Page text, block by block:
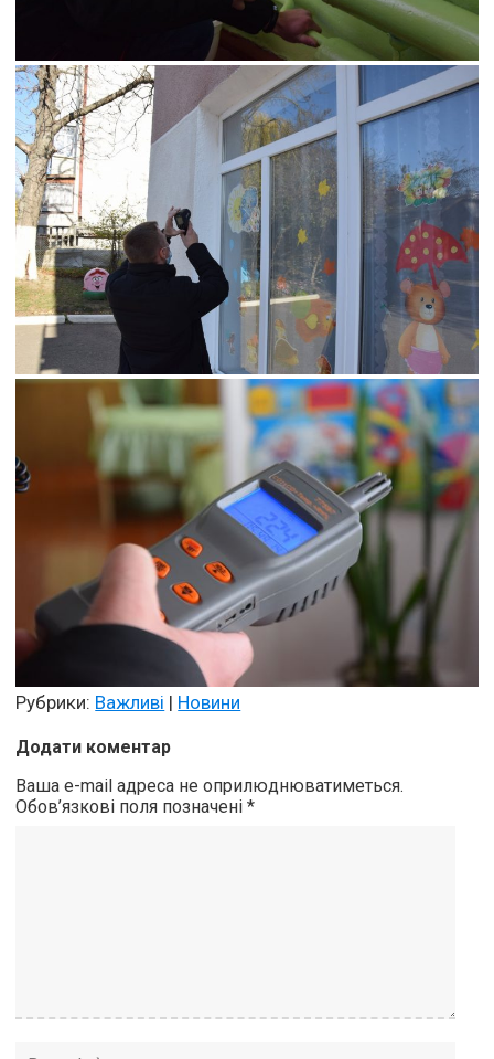
Рубрики: Важливі | Новини
Додати коментар
Ваша e-mail адреса не оприлюднюватиметься.
Обов’язкові поля позначені*